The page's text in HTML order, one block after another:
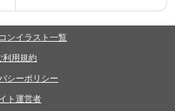
ンイラスト一覧
利用規約
シーポリシー
ト運営者